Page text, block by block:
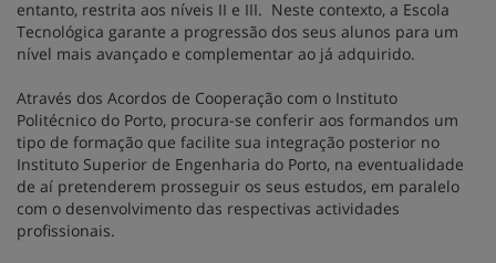
entanto, restrita aos níveis II e III. Neste contexto, a Escola
Tecnológica garante a progressão dos seus alunos para um
nível mais avançado e complementar ao já adquirido.
Através dos Acordos de Cooperação com o Instituto
Politécnico do Porto, procura-se conferir aos formandos um
tipo de formação que facilite sua integração posterior no
Instituto Superior de Engenharia do Porto, na eventualidade
de aí pretenderem prosseguir os seus estudos, em paralelo
com o desenvolvimento das respectivas actividades
profissionais.